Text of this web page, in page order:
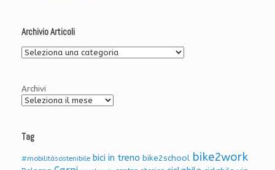
Archivio Articoli
Archivio
Archivi
Tag
#mobilitàsostenibile bici in treno bike2school bike2work